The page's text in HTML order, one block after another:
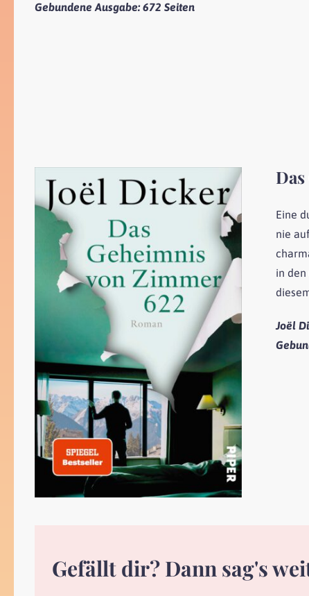
Gebundene Ausgabe:672 Seiten
Eine
nie
in
Joël
Gefällt dir? Dann sag's